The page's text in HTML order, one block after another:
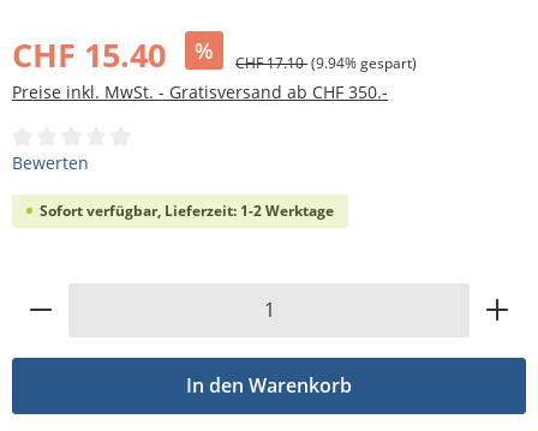
CHF 15.40 % CHF 17.10(9.94% gespart)
Preise inkl. MwSt. - Gratisversand ab CHF 350.-
Durchschnittliche Bewertung von 0 von 5 Sternen
Bewerten
Sofort verfügbar, Lieferzeit: 1-2 Werktage
Produkt Anzahl: Gib den gewünschten
In den Warenkorb